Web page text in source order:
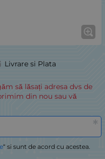
Livrare si Plata
să lăsați adresa dvs de
din nou sau vă
“ si sunt de acord cu acestea.